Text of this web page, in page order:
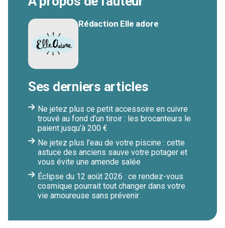
Rédaction Elle adore
Ses derniers articles
Ne jetez plus ce petit accessoire en cuivre
trouvé au fond d’un tiroir : les brocanteurs le
paient jusqu’à 200 €
Ne jetez plus l’eau de votre piscine : cette
astuce des anciens sauve votre potager et
vous évite une amende salée
Éclipse du 12 août 2026 : ce rendez-vous
cosmique pourrait tout changer dans votre
vie amoureuse sans prévenir